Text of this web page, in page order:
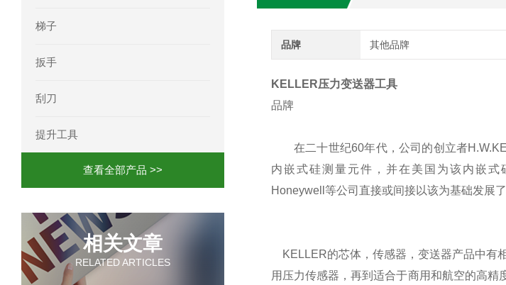
AC-MOTOREN电机FCPA 71B-2参数介绍
梯子
扳手
刮刀
提升工具
查看全部产品 >>
相关文章
RELATED ARTICLES
品牌 其他品牌
KELLER压力变送器工具
品牌
在二十世纪60年代，公司的创立者
内嵌式硅测量元件，并在美国为该内嵌式
Honeywell等公司直接或间接以该为基础发展了
KELLER的芯体，传感器，变送器产品中有
用压力传感器，再到适合于商用和航空的高